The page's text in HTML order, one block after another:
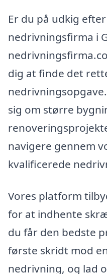
Er du på udkig
nedrivningsfirma i
dig at finde det
sig om større
navigere gennem
kvalificerede
Vores platform
for at indhente
du får den bedste
første skridt mod
nedrivning, og lad